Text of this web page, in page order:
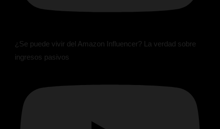
¿Se puede vivir del Amazon Influencer? La verdad sobre
ingresos pasivos